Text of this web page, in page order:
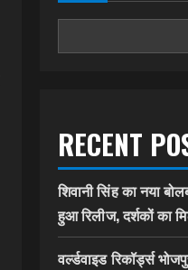
RECENT
शिवानी सिंह का नया
हुआ रिलीज, दर्शकों का
वर्ल्डवाइड रिकॉर्ड्स